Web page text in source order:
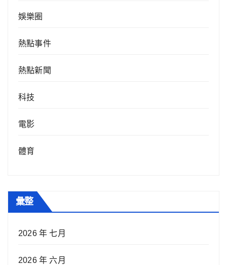
娛樂圈
熱點事件
熱點新聞
科技
電影
體育
彙整
2026 年 七月
2026 年 六月